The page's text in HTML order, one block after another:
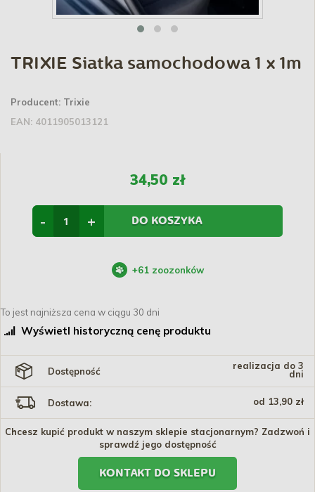
TRIXIE Siatka samochodowa 1 x 1m
Producent: Trixie
EAN: 4011905013121
34,50 zł
+
- DO KOSZYKA
+61 zoozonków
To jest najniższa cena w ciągu 30 dni
Wyświetl historyczną cenę produktu
Dostępność
realizacja do 3
dni
Dostawa: od 13,90 zł
Chcesz kupić produkt w naszym sklepie stacjonarnym? Zadzwoń i
sprawdź jego dostępność
KONTAKT DO SKLEPU